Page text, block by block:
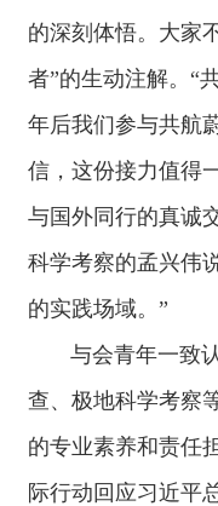
的深刻体悟。大家
者”的生动注解。“
年后我们参与共航
信，这份接力值得
与国外同行的真诚
科学考察的孟兴伟
的实践场域。”
与会青年一致认
查、极地科学考察
的专业素养和责任
际行动回应习近平